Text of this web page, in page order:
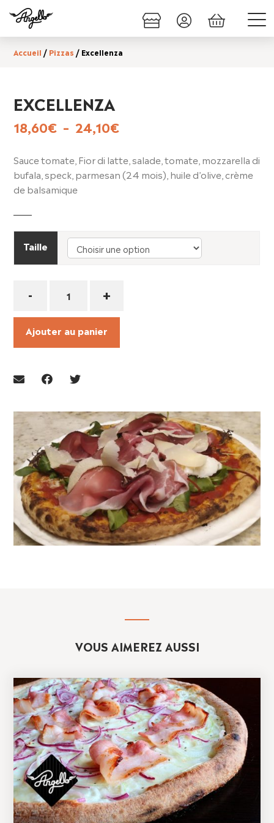
Accueil / Pizzas / Excellenza
EXCELLENZA
18,60€ – 24,10€Plage
prix :
18,60€
à
Sauce tomate, Fior di latte, salade, tomate, mozzarella di
bufala, speck, parmesan (24 mois), huile d’olive, crème
de balsamique
Taille
- +
Ajouter au panier
VOUS AIMEREZ AUSSI